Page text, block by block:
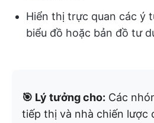
Hiển thị trực quan các ý
biểu đồ hoặc bản đồ tư
🎯 Lý tưởng cho: Các
tiếp thị và nhà chiến lược